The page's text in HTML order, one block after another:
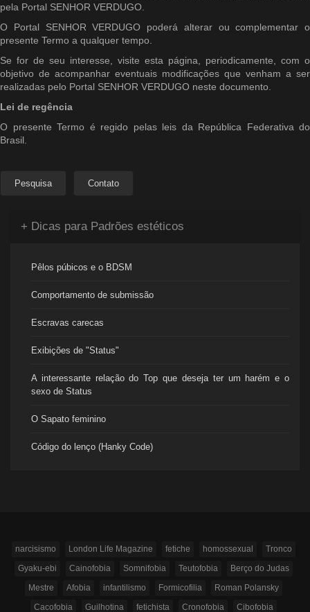
pela Portal SENHOR VERDUGO.
O Portal SENHOR VERDUGO poderá alterar ou complementar o
presente Termo a qualquer tempo.
Se for de seu interesse, visite esta página, periodicamente, com o
objetivo de acompanhar eventuais modificações que venham a ser
realizadas pelo Portal SENHOR VERDUGO neste documento.
Lei de regência
O presente Termo é regido pelas leis da República Federativa do
Brasil.
Pesquisa Contato
+ Dicas para Padrões estéticos
Pêlos púbicos e o BDSM
Comportamento de submissão
Escravas carecas
Exibições de "Status"
A interessante relação do Top que deseja ter um harém e o
sexo de Status
O Sapato feminino
Código do lenço (Hanky Code)
narcisismo London Life Magazine fetiche homossexual
Tronco
Gyaku-ebi
Cainofobia Somnifobia Teutofobia
Berço do Judas
Mestre
Afobia infantilismo Formicofilia
Roman Polansky
Cacofobia
Guilhotina fetichista Cronofobia Cibofobia